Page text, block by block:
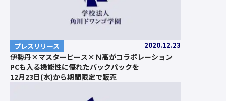
プレスリリース 2020.12.23
伊勢丹×マスターピース×Ｎ高がコラボレーション
PCも入る機能性に優れたバックパックを
12月23日(水)から期間限定で販売